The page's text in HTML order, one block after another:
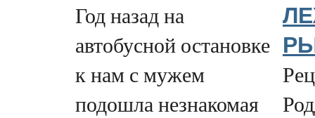
Год назад на
автобусной остановке
к нам с мужем
подошла незнакомая